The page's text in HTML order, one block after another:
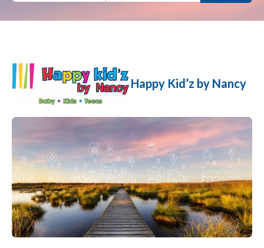
Happy Kid’z by Nancy